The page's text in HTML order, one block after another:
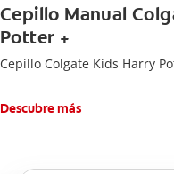
Cepillo Manual
Potter +
Cepillo Colgate Kids Harry
Descubre más